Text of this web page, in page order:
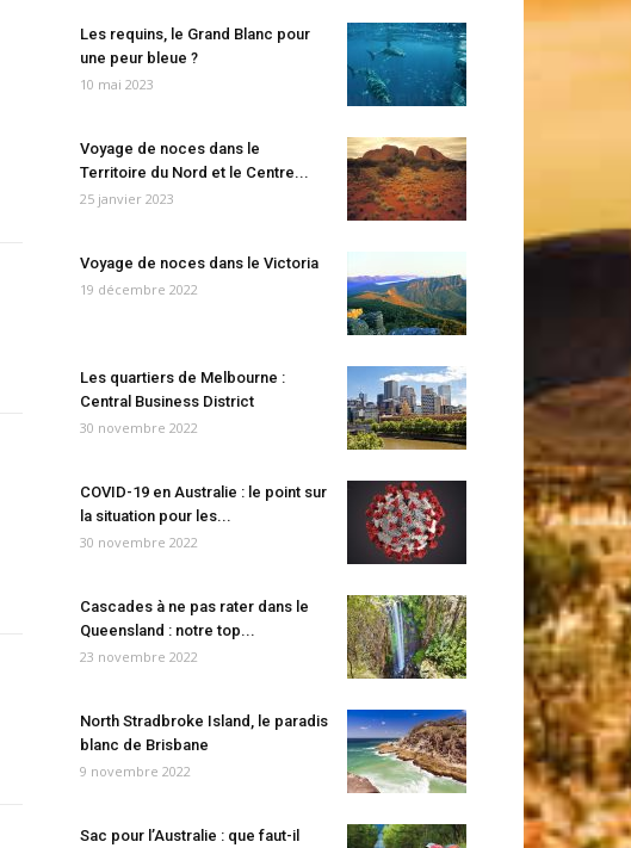
Les requins, le Grand Blanc pour
une peur bleue ?
10 mai 2023
Voyage de noces dans le
Territoire du Nord et le Centre...
25 janvier 2023
Voyage de noces dans le Victoria
19 décembre 2022
Les quartiers de Melbourne :
Central Business District
30 novembre 2022
COVID-19 en Australie : le point sur
la situation pour les...
30 novembre 2022
Cascades à ne pas rater dans le
Queensland : notre top...
23 novembre 2022
North Stradbroke Island, le paradis
blanc de Brisbane
9 novembre 2022
Sac pour l’Australie : que faut-il